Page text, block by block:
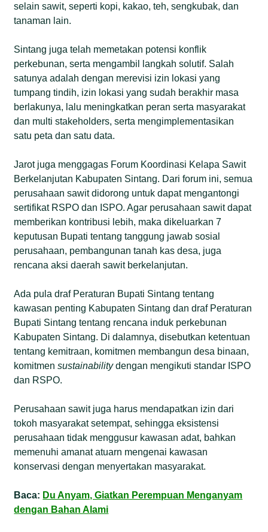
selain sawit, seperti kopi, kakao, teh, sengkubak, dan
tanaman lain.
Sintang juga telah memetakan potensi konflik
perkebunan, serta mengambil langkah solutif. Salah
satunya adalah dengan merevisi izin lokasi yang
tumpang tindih, izin lokasi yang sudah berakhir masa
berlakunya, lalu meningkatkan peran serta masyarakat
dan multi stakeholders, serta mengimplementasikan
satu peta dan satu data.
Jarot juga menggagas Forum Koordinasi Kelapa Sawit
Berkelanjutan Kabupaten Sintang. Dari forum ini, semua
perusahaan sawit didorong untuk dapat mengantongi
sertifikat RSPO dan ISPO. Agar perusahaan sawit dapat
memberikan kontribusi lebih, maka dikeluarkan 7
keputusan Bupati tentang tanggung jawab sosial
perusahaan, pembangunan tanah kas desa, juga
rencana aksi daerah sawit berkelanjutan.
Ada pula draf Peraturan Bupati Sintang tentang
kawasan penting Kabupaten Sintang dan draf Peraturan
Bupati Sintang tentang rencana induk perkebunan
Kabupaten Sintang. Di dalamnya, disebutkan ketentuan
tentang kemitraan, komitmen membangun desa binaan,
komitmensustainabilitydengan mengikuti standar ISPO
dan RSPO.
Perusahaan sawit juga harus mendapatkan izin dari
tokoh masyarakat setempat, sehingga eksistensi
perusahaan tidak menggusur kawasan adat, bahkan
memenuhi amanat atuarn mengenai kawasan
konservasi dengan menyertakan masyarakat.
Baca: Du Anyam, Giatkan Perempuan Menganyam
dengan Bahan Alami